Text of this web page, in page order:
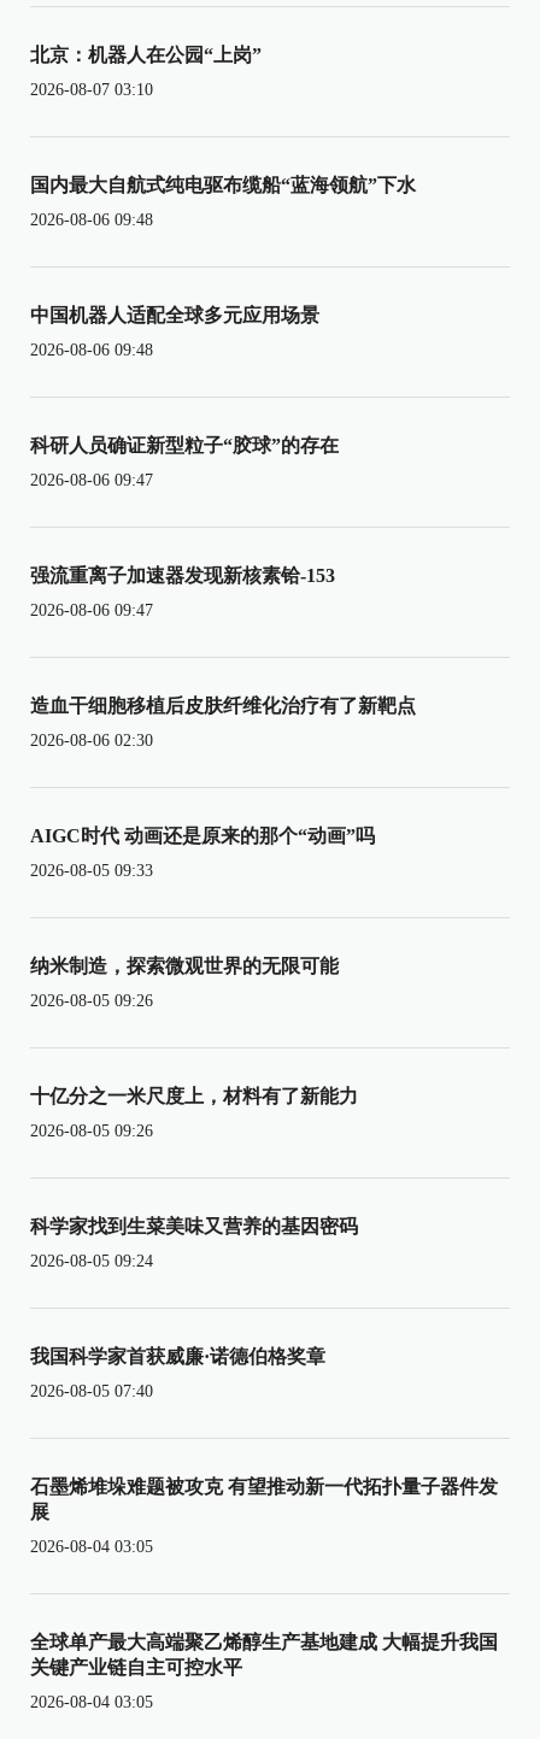
北京：机器人在公园“上岗”
2026-08-07 03:10
国内最大自航式纯电驱布缆船“蓝海领航”下水
2026-08-06 09:48
中国机器人适配全球多元应用场景
2026-08-06 09:48
科研人员确证新型粒子“胶球”的存在
2026-08-06 09:47
强流重离子加速器发现新核素铪-153
2026-08-06 09:47
造血干细胞移植后皮肤纤维化治疗有了新靶点
2026-08-06 02:30
AIGC时代 动画还是原来的那个“动画”吗
2026-08-05 09:33
纳米制造，探索微观世界的无限可能
2026-08-05 09:26
十亿分之一米尺度上，材料有了新能力
2026-08-05 09:26
科学家找到生菜美味又营养的基因密码
2026-08-05 09:24
我国科学家首获威廉·诺德伯格奖章
2026-08-05 07:40
石墨烯堆垛难题被攻克 有望推动新一代拓扑量子器件发
展
2026-08-04 03:05
全球单产最大高端聚乙烯醇生产基地建成 大幅提升我国
关键产业链自主可控水平
2026-08-04 03:05